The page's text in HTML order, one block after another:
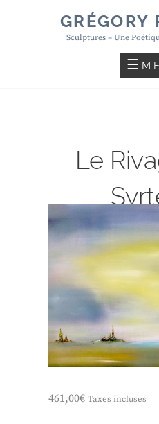
GRÉGORY
Sculptures – Une
Le
461,00€ Taxes incluses